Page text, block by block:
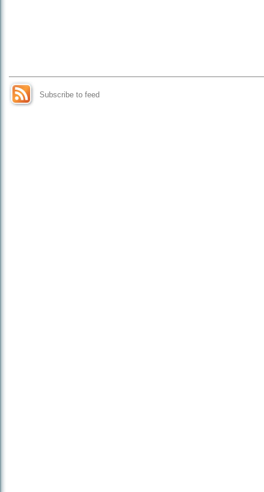
Subscribe to feed